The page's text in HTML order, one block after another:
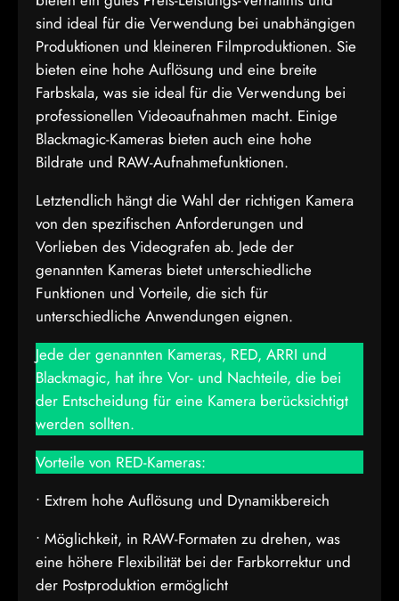
sind ideal für die Verwendung bei unabhängigen
Produktionen und kleineren Filmproduktionen. Sie
bieten eine hohe Auflösung und eine breite
Farbskala, was sie ideal für die Verwendung bei
professionellen Videoaufnahmen macht. Einige
Blackmagic-Kameras bieten auch eine hohe
Bildrate und RAW-Aufnahmefunktionen.
Letztendlich hängt die Wahl der richtigen Kamera
von den spezifischen Anforderungen und
Vorlieben des Videografen ab. Jede der
genannten Kameras bietet unterschiedliche
Funktionen und Vorteile, die sich für
unterschiedliche Anwendungen eignen.
Jede der genannten Kameras, RED, ARRI und
Blackmagic, hat ihre Vor- und Nachteile, die bei
der Entscheidung für eine Kamera berücksichtigt
werden sollten.
Vorteile von RED-Kameras:
• Extrem hohe Auflösung und Dynamikbereich
• Möglichkeit, in RAW-Formaten zu drehen, was
eine höhere Flexibilität bei der Farbkorrektur und
der Postproduktion ermöglicht